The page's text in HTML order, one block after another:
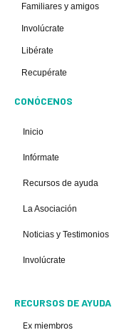
Familiares y amigos
Involúcrate
Libérate
Recupérate
CONÓCENOS
Inicio
Infórmate
Recursos de ayuda
La Asociación
Noticias y Testimonios
Involúcrate
RECURSOS DE AYUDA
Ex miembros